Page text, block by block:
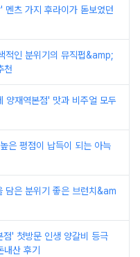
멘츠 가지 후라이가 돋보였던
적인 분위기의 뮤직펍&amp;
천
양재역본점' 맛과 비주얼 모두
은 평점이 납득이 되는 아늑
담은 분위기 좋은 브런치&am
' 첫방문 인생 양갈비 등극
내산 후기